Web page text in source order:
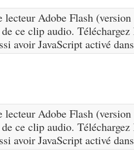
Adobe Flash (version
ce clip audio.
avoir JavaScript activé
Adobe Flash (version
ce clip audio.
avoir JavaScript activé